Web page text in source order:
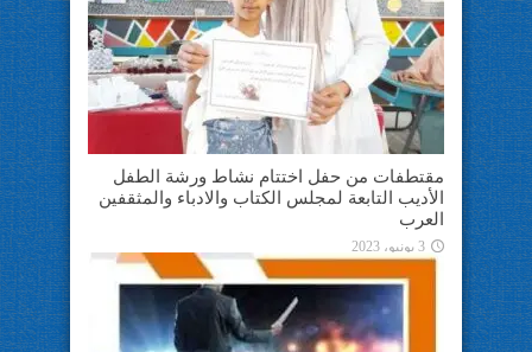
مقتطفات من حفل اختتام نشاط ورشة الطفل
الأديب التابعة لمجلس الكتاب والادباء والمثقفين
العرب
3 يونيو، 2023